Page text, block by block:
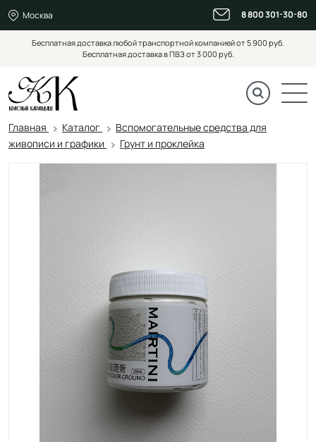
Москва 8 800 301-30-80
Бесплатная доставка любой транспортной компанией от 5 900 руб.
Бесплатная доставка в ПВЗ от 3 000 руб.
Главная Каталог
Вспомогательные средства для
живописи и графики
Грунт и проклейка